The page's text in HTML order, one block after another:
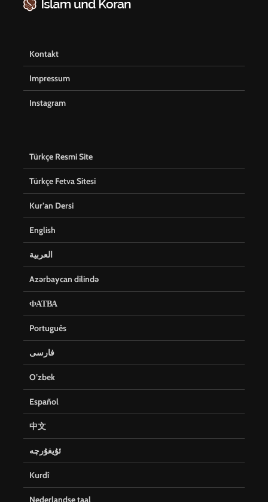
Kontakt
Impressum
Instagram
Türkçe Resmi Site
Türkçe Fetva Sitesi
Kur’an Dersi
English
العربية
Azərbaycan dilində
ФАТВА
Português
فارسی
O’zbek
Español
中文
ئۇيغۇرچە
Kurdî
Nederlandse taal